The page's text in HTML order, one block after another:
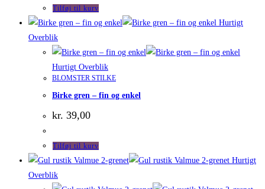
Tilføj til kurv
Hurtigt
Overblik
Hurtigt Overblik
BLOMSTER STILKE
Birke gren – fin og enkel
kr. 39,00
Tilføj til kurv
Hurtigt
Overblik